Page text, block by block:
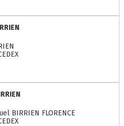
BIRRIEN FLORENCE